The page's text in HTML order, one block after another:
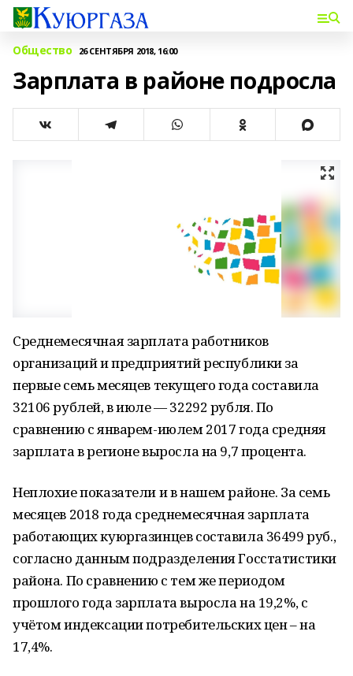
Общество 26 СЕНТЯБРЯ 2018, 16:00
Зарплата в районе подросла
Среднемесячная зарплата работников
организаций и предприятий республики за
первые семь месяцев текущего года составила
32106 рублей, в июле — 32292 рубля. По
сравнению с январем-июлем 2017 года средняя
зарплата в регионе выросла на 9,7 процента.
Неплохие показатели и в нашем районе. За семь
месяцев 2018 года среднемесячная зарплата
работающих куюргазинцев составила 36499 руб.,
согласно данным подразделения Госстатистики
района. По сравнению с тем же периодом
прошлого года зарплата выросла на 19,2%, с
учётом индексации потребительских цен – на
17,4%.